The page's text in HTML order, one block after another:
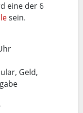
eine der 6
sein.
Geld,